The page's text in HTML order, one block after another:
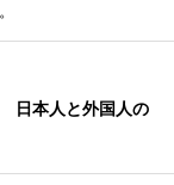
日本人と外国人の